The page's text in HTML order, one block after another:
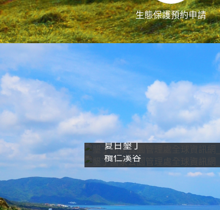
生態保護預約申請
夏日墾丁
欖仁溪谷